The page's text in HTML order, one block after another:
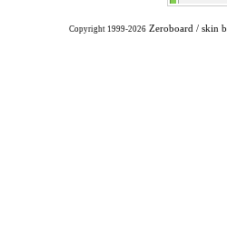
Copyright 1999-2026 Zeroboard / skin